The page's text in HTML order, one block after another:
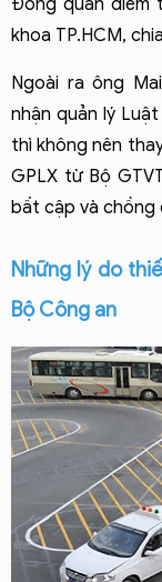
Đồng quan điểm
khoa TP.HCM,
Ngoài ra ông
nhận quản lý
thì không nên
GPLX từ Bộ
bất cập và chồng
Những lý do
Bộ Công an